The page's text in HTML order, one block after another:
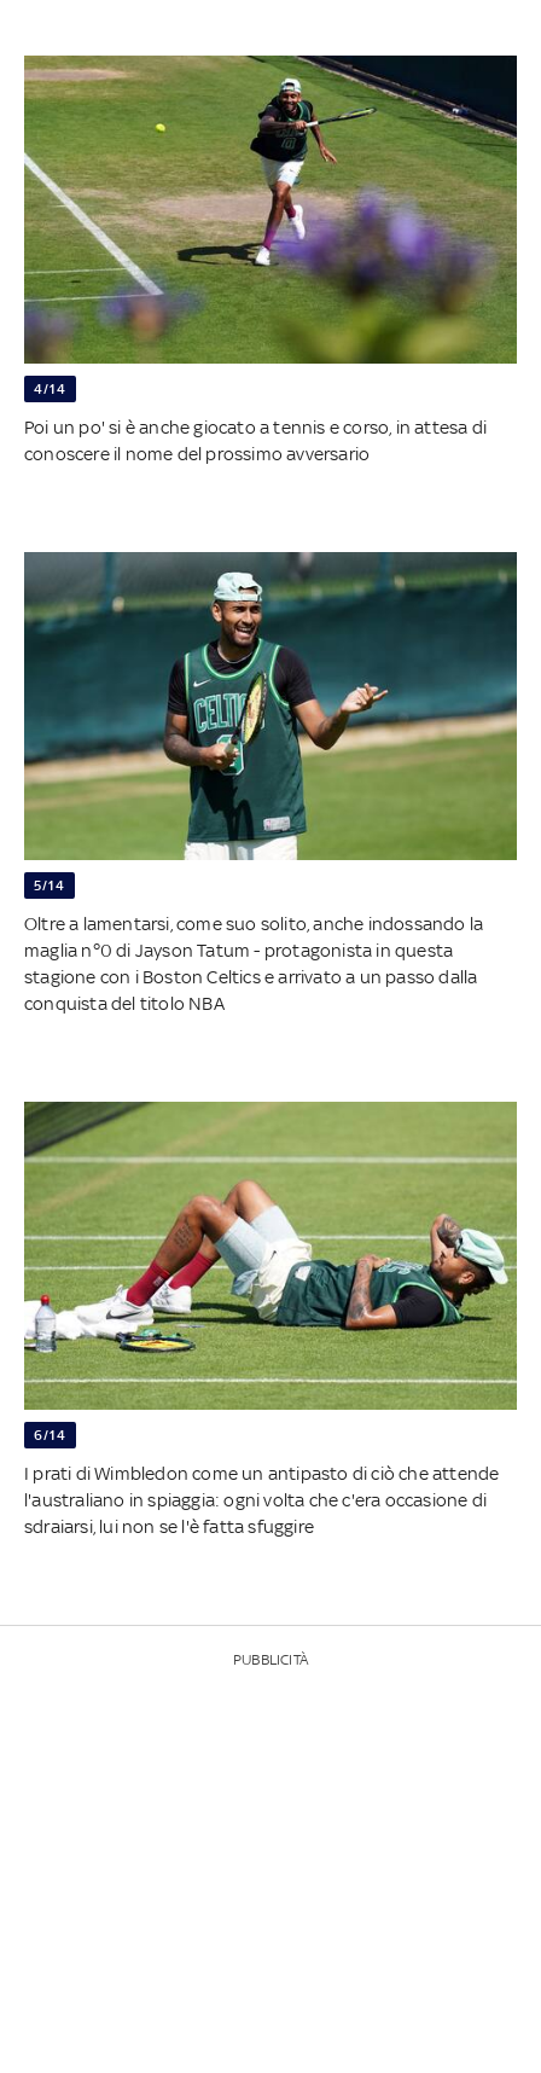
4/14
Poi un po' si è anche giocato a tennis e corso, in attesa di
conoscere il nome del prossimo avversario
5/14
Oltre a lamentarsi, come suo solito, anche indossando la
maglia n°0 di Jayson Tatum - protagonista in questa
stagione con i Boston Celtics e arrivato a un passo dalla
conquista del titolo NBA
6/14
I prati di Wimbledon come un antipasto di ciò che attende
l'australiano in spiaggia: ogni volta che c'era occasione di
sdraiarsi, lui non se l'è fatta sfuggire
PUBBLICITÀ